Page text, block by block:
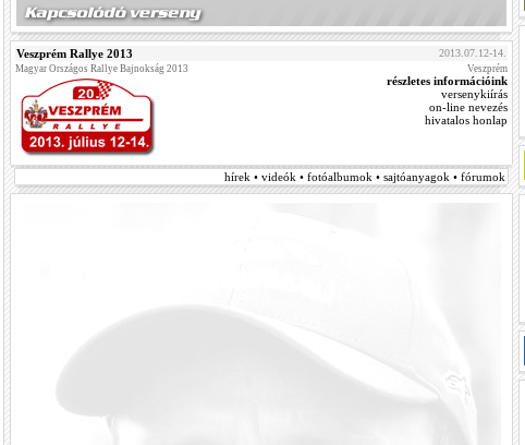
Veszprém Rallye 2013 2013.07.12-14.
Magyar Országos Rallye Bajnokság 2013 Veszprém
részletes információink
versenykiírás
on-line nevezés
hivatalos honlap
hírek • videók • fotóalbumok • sajtóanyagok • fórumok